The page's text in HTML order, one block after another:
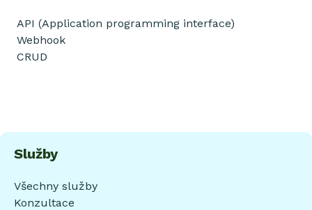
API (Application programming interface)
Webhook
CRUD
Služby
Všechny služby
Konzultace